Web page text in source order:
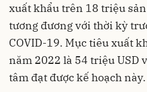
xuất khẩu trên 18 triệu
tương đương với thời kỳ
COVID-19. Mục tiêu xuất
năm 2022 là 54 triệu USD
tâm đạt được kế hoạch này.